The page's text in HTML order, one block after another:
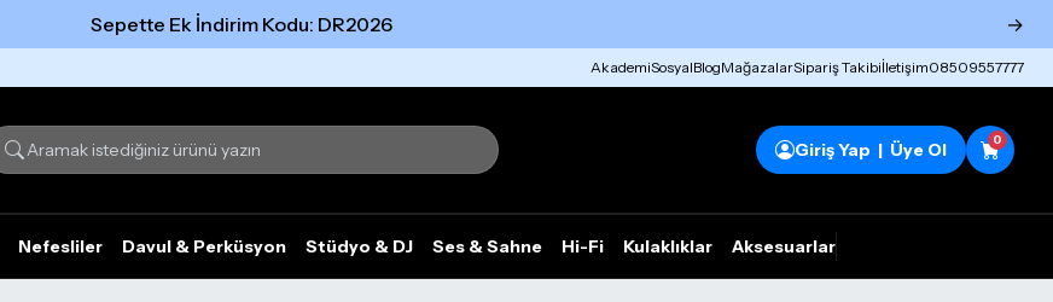
Sepette Ek İndirim Kodu: DR2026 →
AkademiSosyalBlogMağazalarSipariş Takibiİletişim08509557777
Giriş Yap | Üye Ol 0
Nefesliler Davul & Perküsyon Stüdyo & DJ Ses & Sahne Hi-Fi Kulaklıklar Aksesuarlar
Tümünü gör